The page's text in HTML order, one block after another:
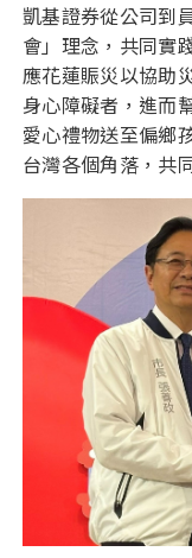
凱基證券從公司到
會」理念，共同實
應花蓮賑災以協助
身心障礙者，進而
愛心禮物送至偏鄉
台灣各個角落，共